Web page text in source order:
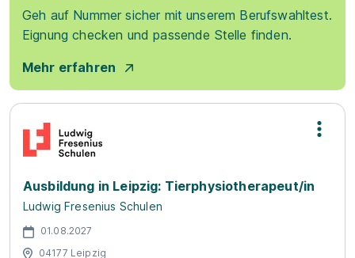
Geh auf Nummer sicher mit unserem Berufswahltest.
Eignung checken und passende Stelle finden.
Mehr erfahren
Ausbildung in Leipzig: Tierphysiotherapeut/in
Ludwig Fresenius Schulen
01.08.2027
04177 Leipzig